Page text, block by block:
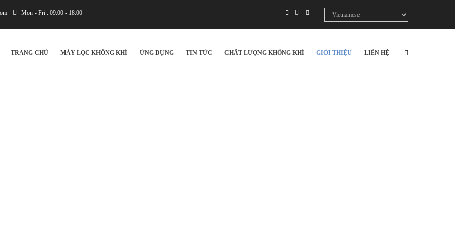
Mon - Fri : 09:00 - 18:00
Select
your
TRANG CHỦ MÁY LỌC KHÔNG KHÍ ỨNG DỤNG TIN TỨC CHẤT LƯỢNG KHÔNG KHÍ GIỚI THIỆU LIÊN HỆ